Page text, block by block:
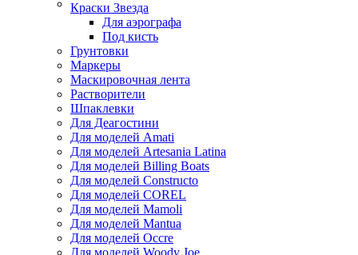
Краски Звезда
Для аэрографа
Под кисть
Грунтовки
Маркеры
Маскировочная лента
Растворители
Шпаклевки
Для Деагостини
Для моделей Amati
Для моделей Artesania Latina
Для моделей Billing Boats
Для моделей Constructo
Для моделей COREL
Для моделей Mamoli
Для моделей Mantua
Для моделей Occre
Для моделей Woody Joe